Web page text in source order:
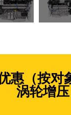
惠（按对
涡轮增压